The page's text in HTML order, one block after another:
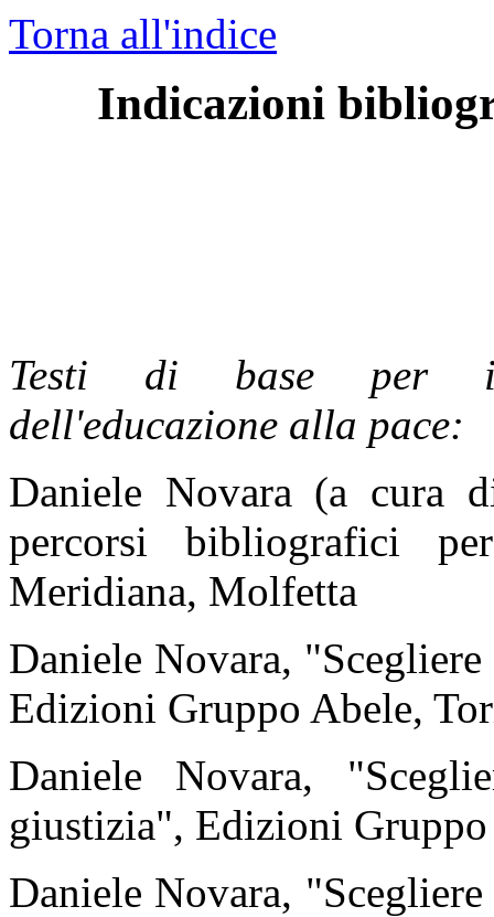
Torna all'indice
Indicazioni
Testi di base per
dell'educazione alla pace:
Daniele Novara (a cura
percorsi bibliografici
Meridiana, Molfetta
Daniele Novara,
Edizioni Gruppo Abele,
Daniele Novara,
giustizia", Edizioni
Daniele Novara,